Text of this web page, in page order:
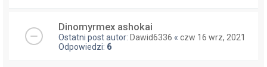
Dinomyrmex ashokai
Ostatni post autor: Dawid6336 « czw 16 wrz, 2021
Odpowiedzi: 6